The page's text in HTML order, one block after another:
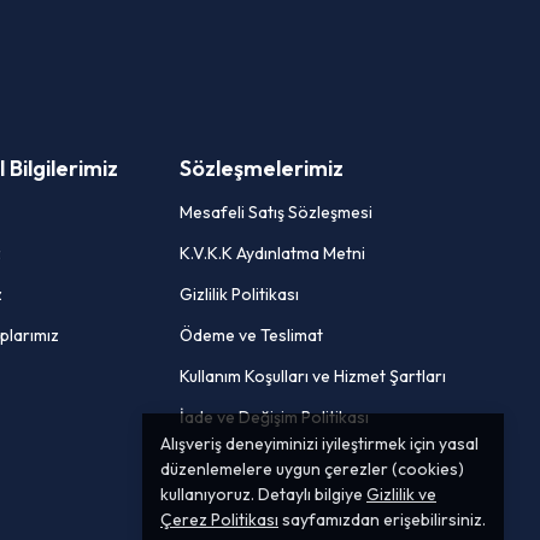
Alışveriş deneyiminizi iyileştirmek için yasal
düzenlemelere uygun çerezler (cookies)
kullanıyoruz. Detaylı bilgiye Gizlilik ve
Çerez Politikası sayfamızdan erişebilirsiniz.
Bilgilerimiz Sözleşmelerimiz
Mesafeli Satış Sözleşmesi
K.V.K.K Aydınlatma Metni
Gizlilik Politikası
Ödeme ve Teslimat
Kullanım Koşulları ve Hizmet Şartları
İade ve Değişim Politikası